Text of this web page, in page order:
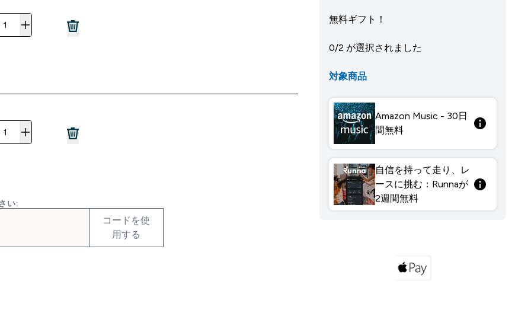
い:
コードを使
用する
無料ギフト！
0/2 が選択されました
対象商品
Amazon Music - 30日
間無料
自信を持って走り、レ
ースに挑む：Runnaが
2週間無料